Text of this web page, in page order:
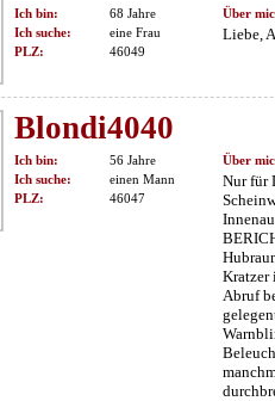
Ich bin:
68 Jahre
Ich suche:
eine Frau
PLZ:
46049
Über
Liebe,
Blondi4040
Ich bin:
56 Jahre
Ich suche:
einen Mann
PLZ:
46047
Über
Nur für
Kratzer
Abruf